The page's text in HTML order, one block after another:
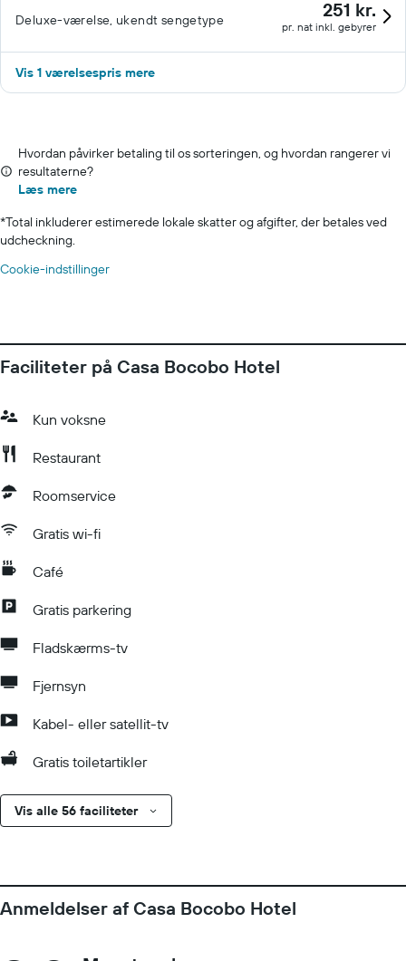
Deluxe-værelse, ukendt sengetype 251 kr.
pr. nat inkl. gebyrer
Vis 1 værelsespris mere
Hvordan påvirker betaling til os sorteringen, og hvordan rangerer vi
resultaterne?
Læs mere
*Total inkluderer estimerede lokale skatter og afgifter, der betales ved
udcheckning.
Cookie-indstillinger
Faciliteter på Casa Bocobo Hotel
Kun voksne
Restaurant
Roomservice
Gratis wi-fi
Café
Gratis parkering
Fladskærms-tv
Fjernsyn
Kabel- eller satellit-tv
Gratis toiletartikler
Vis alle 56 faciliteter
Anmeldelser af Casa Bocobo Hotel